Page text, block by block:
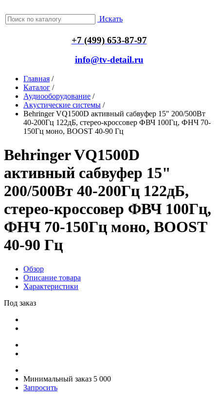
Искать
+7 (499) 653-87-97
info@tv-detail.ru
Главная /
Каталог /
Аудиооборудование /
Акустические системы /
Behringer VQ1500D активный сабвуфер 15" 200/500Вт
40-200Гц 122дБ, стерео-кроссовер ФВЧ 100Гц, ФНЧ 70-
150Гц моно, BOOST 40-90 Гц
Behringer VQ1500D
активный сабвуфер 15"
200/500Вт 40-200Гц 122дБ,
стерео-кроссовер ФВЧ 100Гц,
ФНЧ 70-150Гц моно, BOOST
40-90 Гц
Обзор
Описание товара
Характеристики
Под заказ
Минимальный заказ 5 000
Запросить